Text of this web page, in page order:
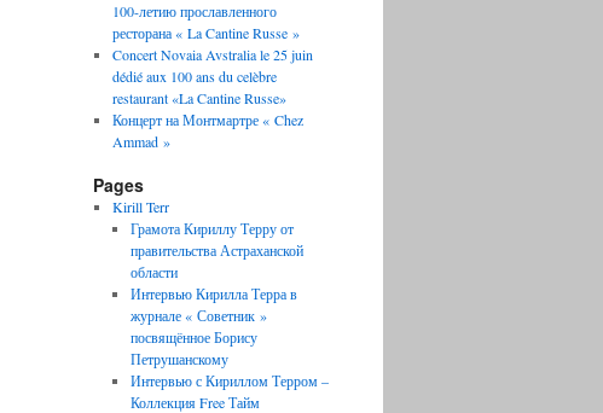
100-летию прославленного
ресторана « La Cantine Russe »
Concert Novaia Avstralia le 25 juin
dédié aux 100 ans du celèbre
restaurant «La Cantine Russe»
Концерт на Монтмартре « Chez
Ammad »
Pages
Kirill Terr
Грамота Кириллу Терру от
правительства Астраханской
области
Интервью Кирилла Терра в
журнале « Советник »
посвящённое Борису
Петрушанскому
Интервью с Кириллом Терром –
Коллекция Free Тайм